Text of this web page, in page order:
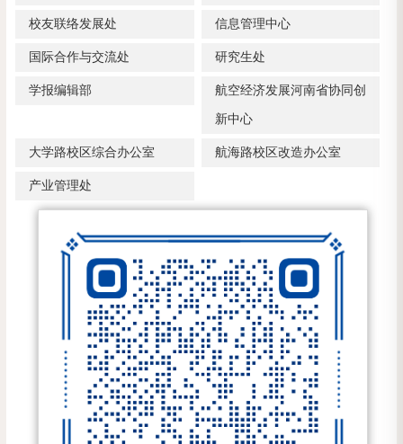
校友联络发展处 信息管理中心
国际合作与交流处 研究生处
学报编辑部
航空经济发展河南省协同创
新中心
大学路校区综合办公室 航海路校区改造办公室
产业管理处